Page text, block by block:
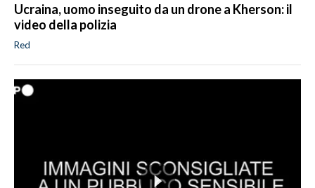
Ucraina, uomo inseguito da un drone a Kherson: il
video della polizia
Red